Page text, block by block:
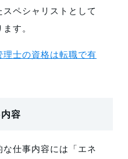
ペシャリストとして
す。
理士の資格は転職で有
容
仕事内容には「エネ